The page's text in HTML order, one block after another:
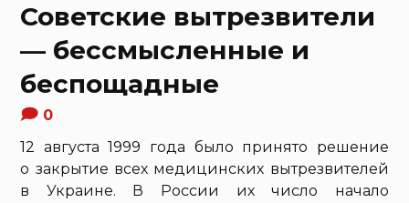
Советские вытрезвители
— бессмысленные и
беспощадные
0
12 августа 1999 года было принято решение
о закрытие всех медицинских вытрезвителей
в Украине. В России их число начало